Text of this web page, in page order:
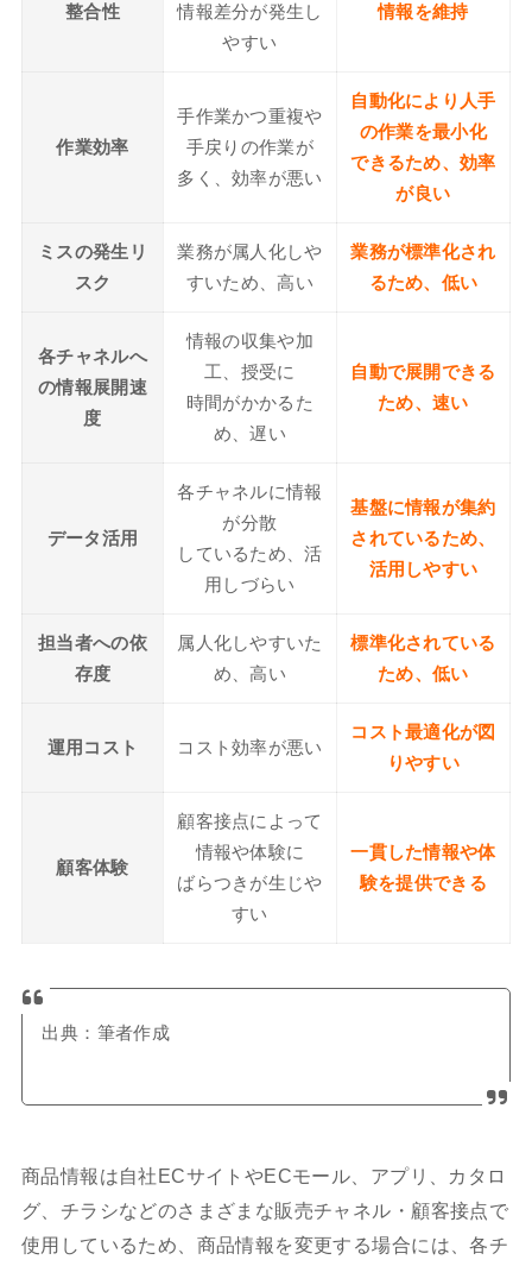
整合性
情報差分が発生し
やすい
情報を維持
作業効率
手作業かつ重複や
手戻りの作業が
多く、効率が悪い
自動化により人手
の作業を最小化
できるため、効率
が良い
ミスの発生リ
スク
業務が属人化しや
すいため、高い
業務が標準化され
るため、低い
各チャネルへ
の情報展開速
度
情報の収集や加
工、授受に
時間がかかるた
め、遅い
自動で展開できる
ため、速い
データ活用
各チャネルに情報
が分散
しているため、活
用しづらい
基盤に情報が集約
されているため、
活用しやすい
担当者への依
存度
属人化しやすいた
め、高い
標準化されている
ため、低い
運用コスト コスト効率が悪い
コスト最適化が図
りやすい
顧客体験
顧客接点によって
情報や体験に
ばらつきが生じや
すい
一貫した情報や体
験を提供できる
出典：筆者作成
商品情報は自社ECサイトやECモール、アプリ、カタロ
グ、チラシなどのさまざまな販売チャネル・顧客接点で
使用しているため、商品情報を変更する場合には、各チ